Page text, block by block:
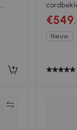
kussens,
lichtgrijs
€549
Nieuw